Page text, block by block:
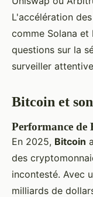
L'accélération
comme Solana et
questions sur la
surveiller
Bitcoin et
Performance de
En 2025, Bitcoin
des
incontesté. Avec
milliards de